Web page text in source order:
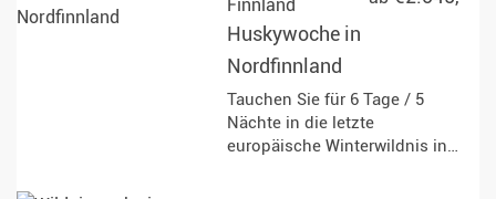
Finnland
Huskywoche in
Nordfinnland
Tauchen Sie für 6 Tage / 5
Nächte in die letzte
europäische Winterwildnis in